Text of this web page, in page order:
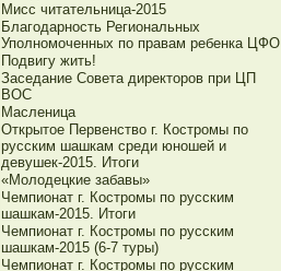
Мисс читательница-2015
Благодарность Региональных
Уполномоченных по правам ребенка ЦФО
Подвигу жить!
Заседание Совета директоров при ЦП
ВОС
Масленица
Открытое Первенство г. Костромы по
русским шашкам среди юношей и
девушек-2015. Итоги
«Молодецкие забавы»
Чемпионат г. Костромы по русским
шашкам-2015. Итоги
Чемпионат г. Костромы по русским
шашкам-2015 (6-7 туры)
Чемпионат г. Костромы по русским